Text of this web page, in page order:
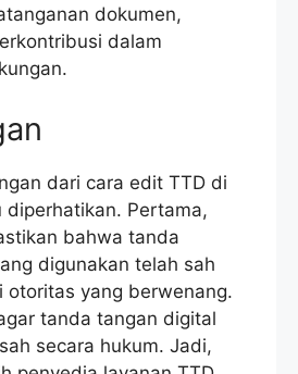
dokumen,
dalam
dari cara edit TTD di
diperhatikan. Pertama,
bahwa tanda
digunakan telah sah
yang berwenang.
tanda tangan digital
secara hukum. Jadi,